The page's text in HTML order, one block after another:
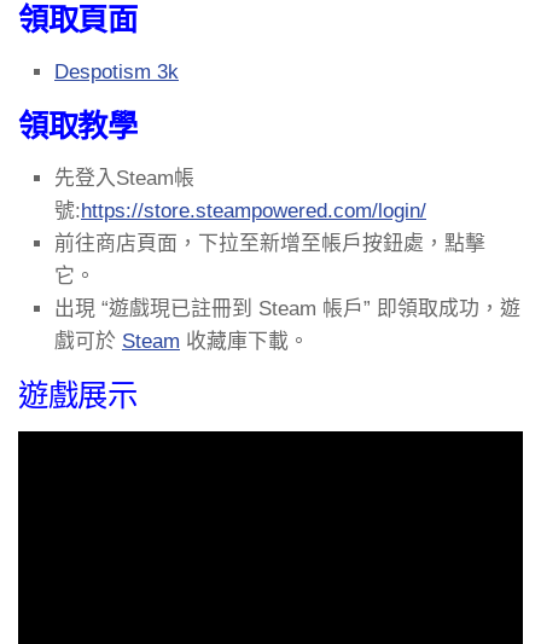
領取頁面
Despotism 3k
領取教學
先登入Steam帳
號:https://store.steampowered.com/login/
前往商店頁面，下拉至新增至帳戶按鈕處，點擊
它。
出現 “遊戲現已註冊到 Steam 帳戶” 即領取成功，遊
戲可於 Steam 收藏庫下載。
遊戲展示